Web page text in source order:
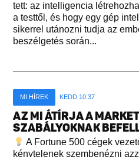
tett: az intelligencia
a testtől, és hogy egy gép
sikerrel utánozni tudja az
beszélgetés során...
MI HÍREK KEDD 10:37
AZ MI ÁTÍRJA A
SZABÁLYOKNAK
A Fortune 500 cégek
kénytelenek szembenézni